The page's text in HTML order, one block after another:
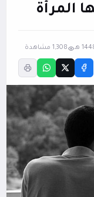
المرأة
1,308 مشاهدة